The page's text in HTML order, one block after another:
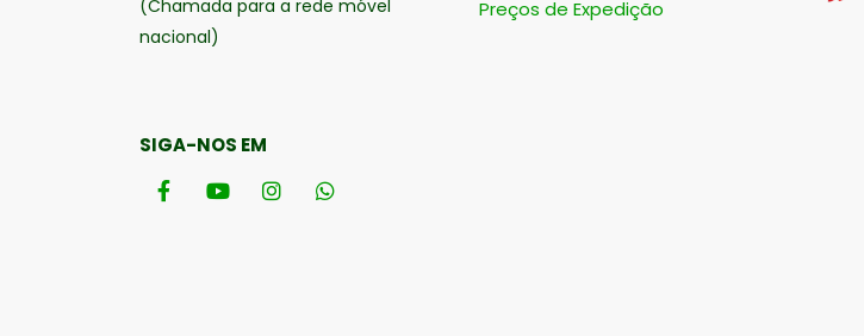
(Chamada para a rede móvel
nacional)
SIGA-NOS EM
Preços de Expedição